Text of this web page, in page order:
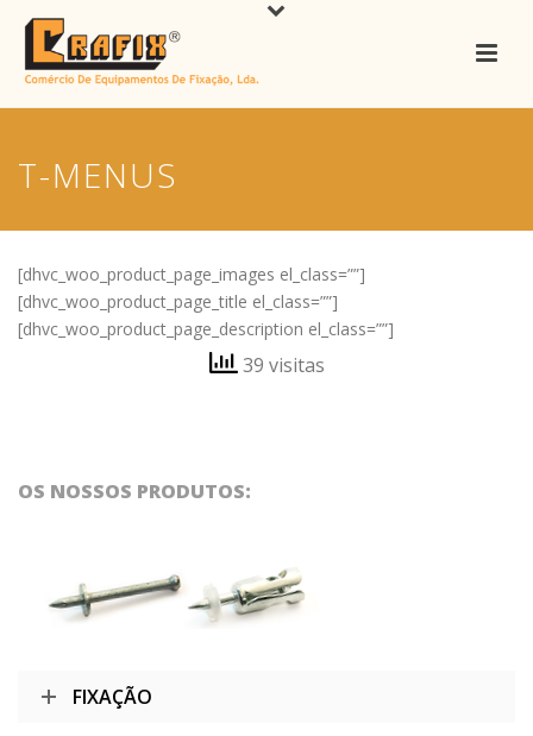
T-MENUS
[dhvc_woo_product_page_images el_class=””]
[dhvc_woo_product_page_title el_class=””]
[dhvc_woo_product_page_description el_class=””]
39 visitas
OS NOSSOS PRODUTOS:
FIXAÇÃO